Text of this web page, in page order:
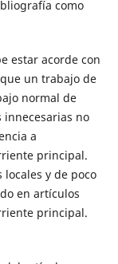
como
estar acorde con
un trabajo de
normal de
innecesarias no
a
principal.
y de poco
en artículos
principal.